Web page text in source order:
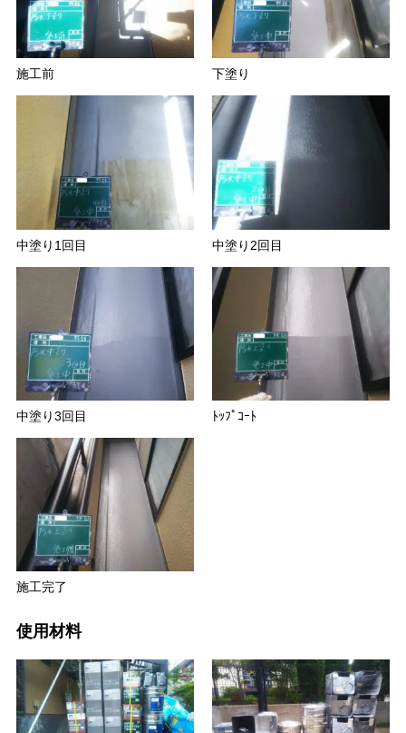
施工前 下塗り
中塗り1回目 中塗り2回目
中塗り3回目 ﾄｯﾌﾟｺｰﾄ
施工完了
使用材料